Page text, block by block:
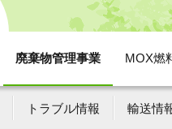
廃棄物管理事業 MOX燃
トラブル情報 輸送情